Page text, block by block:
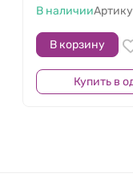
В наличии
В корзину
Купить в